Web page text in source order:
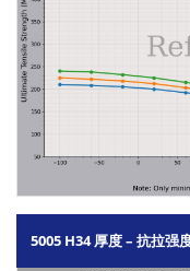
5005 H34 厚度 – 抗拉强